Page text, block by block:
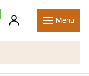
Menu